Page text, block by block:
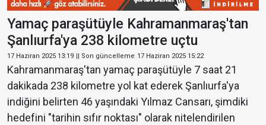
Yamaç paraşütüyle Kahramanmaraş'tan
Şanlıurfa'ya 238 kilometre uçtu
17 Haziran 2025 13:19 || Son güncelleme 17 Haziran 2025 15:22
Kahramanmaraş'tan yamaç paraşütüyle 7 saat 21
dakikada 238 kilometre yol kat ederek Şanlıurfa'ya
indiğini belirten 46 yaşındaki Yılmaz Cansarı, şimdiki
hedefini "tarihin sıfır noktası" olarak nitelendirilen